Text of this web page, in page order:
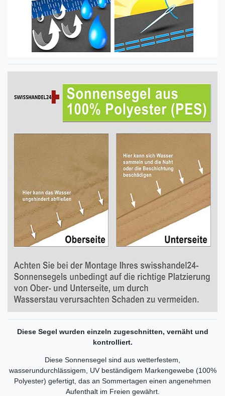
Diese Segel wurden einzeln zugeschnitten, vernäht und
kontrolliert.
Diese Sonnensegel sind aus wetterfestem,
wasserundurchlässigem, UV beständigem Markengewebe (100%
Polyester) gefertigt, das an Sommertagen einen angenehmen
Aufenthalt im Freien gewährt.